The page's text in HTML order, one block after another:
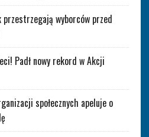
wyborców przed
Padł nowy rekord w Akcji
społecznych apeluje o